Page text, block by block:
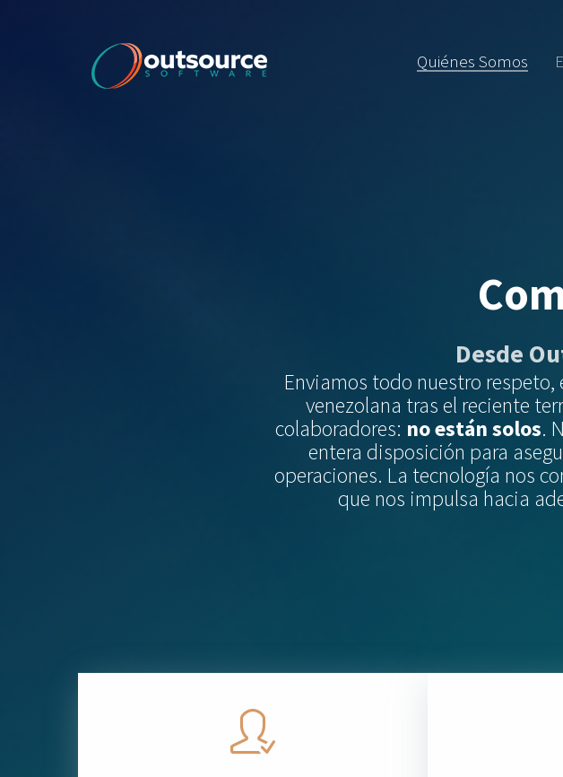
Quiénes Somos
Desde
Enviamos todo nuestro
venezolana tras el reciente
colaboradores: no están solos.
entera disposición para
operaciones. La tecnología nos
que nos impulsa hacia